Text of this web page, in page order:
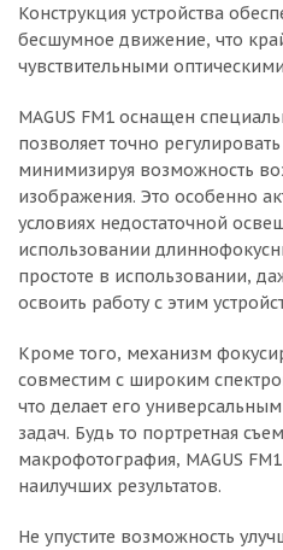
Конструкция устройства
бесшумное движение, что
чувствительными
MAGUS FM1 оснащен
позволяет точно
минимизируя возможность
изображения. Это особенно
условиях недостаточной
использовании
простоте в использовании,
освоить работу с этим
Кроме того, механизм
совместим с широким
что делает его
задач. Будь то портретная
макрофотография, MAGUS
наилучших результатов.
Не упустите возможность